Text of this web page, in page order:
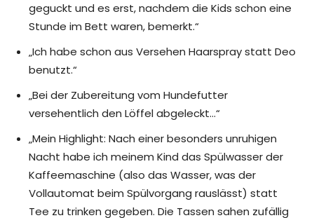
geguckt und es erst, nachdem die Kids schon eine
Stunde im Bett waren, bemerkt.“
„Ich habe schon aus Versehen Haarspray statt Deo
benutzt.“
„Bei der Zubereitung vom Hundefutter
versehentlich den Löffel abgeleckt…“
„Mein Highlight: Nach einer besonders unruhigen
Nacht habe ich meinem Kind das Spülwasser der
Kaffeemaschine (also das Wasser, was der
Vollautomat beim Spülvorgang rauslässt) statt
Tee zu trinken gegeben. Die Tassen sahen zufällig